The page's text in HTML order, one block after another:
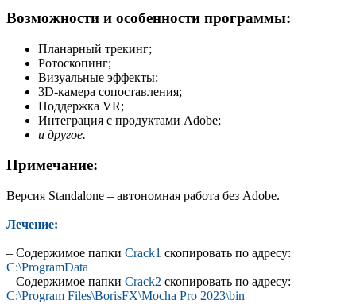
Возможности и особенности программы:
Планарный трекинг;
Ротоскопинг;
Визуальные эффекты;
3D-камера сопоставления;
Поддержка VR;
Интеграция с продуктами Adobe;
и другое.
Примечание:
Версия Standalone – автономная работа без Adobe.
Лечение:
– Содержимое папки Crack1 скопировать по адресу:
C:\ProgramData
– Содержимое папки Crack2 скопировать по адресу:
C:\Program Files\BorisFX\Mocha Pro 2023\bin